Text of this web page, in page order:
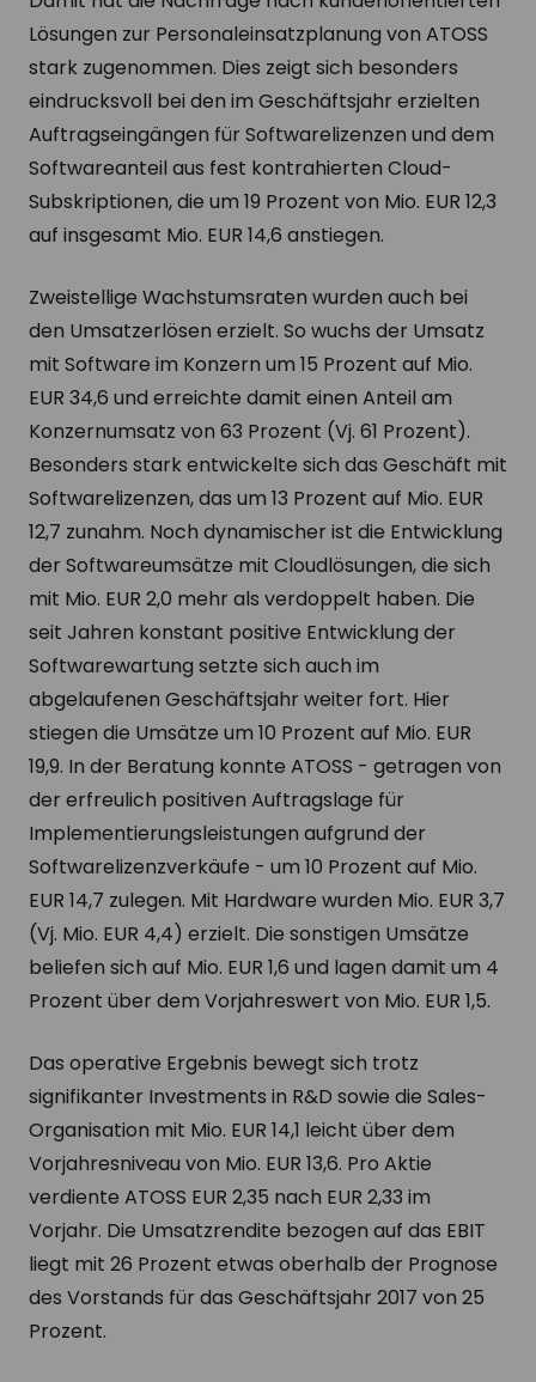
Lösungen zur Personaleinsatzplanung von ATOSS
stark zugenommen. Dies zeigt sich besonders
eindrucksvoll bei den im Geschäftsjahr erzielten
Auftragseingängen für Softwarelizenzen und dem
Softwareanteil aus fest kontrahierten Cloud-
Subskriptionen, die um 19 Prozent von Mio. EUR 12,3
auf insgesamt Mio. EUR 14,6 anstiegen.
Zweistellige Wachstumsraten wurden auch bei
den Umsatzerlösen erzielt. So wuchs der Umsatz
mit Software im Konzern um 15 Prozent auf Mio.
EUR 34,6 und erreichte damit einen Anteil am
Konzernumsatz von 63 Prozent (Vj. 61 Prozent).
Besonders stark entwickelte sich das Geschäft mit
Softwarelizenzen, das um 13 Prozent auf Mio. EUR
12,7 zunahm. Noch dynamischer ist die Entwicklung
der Softwareumsätze mit Cloudlösungen, die sich
mit Mio. EUR 2,0 mehr als verdoppelt haben. Die
seit Jahren konstant positive Entwicklung der
Softwarewartung setzte sich auch im
abgelaufenen Geschäftsjahr weiter fort. Hier
stiegen die Umsätze um 10 Prozent auf Mio. EUR
19,9. In der Beratung konnte ATOSS - getragen von
der erfreulich positiven Auftragslage für
Implementierungsleistungen aufgrund der
Softwarelizenzverkäufe - um 10 Prozent auf Mio.
EUR 14,7 zulegen. Mit Hardware wurden Mio. EUR 3,7
(Vj. Mio. EUR 4,4) erzielt. Die sonstigen Umsätze
beliefen sich auf Mio. EUR 1,6 und lagen damit um 4
Prozent über dem Vorjahreswert von Mio. EUR 1,5.
Das operative Ergebnis bewegt sich trotz
signifikanter Investments in R&D sowie die Sales-
Organisation mit Mio. EUR 14,1 leicht über dem
Vorjahresniveau von Mio. EUR 13,6. Pro Aktie
verdiente ATOSS EUR 2,35 nach EUR 2,33 im
Vorjahr. Die Umsatzrendite bezogen auf das EBIT
liegt mit 26 Prozent etwas oberhalb der Prognose
des Vorstands für das Geschäftsjahr 2017 von 25
Prozent.